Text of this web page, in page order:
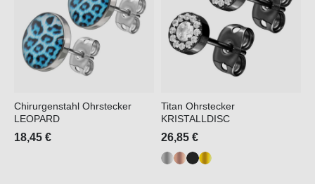
Chirurgenstahl Ohrstecker
LEOPARD
18,45 €
Titan Ohrstecker
KRISTALLDISC
26,85 €